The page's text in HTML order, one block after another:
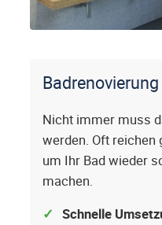
Badrenovierung
Nicht immer muss
werden. Oft reichen
um Ihr Bad wieder
machen.
Schnelle